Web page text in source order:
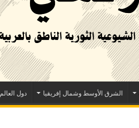
الشرق الأوسط وشمال إفريقيا دول العالم